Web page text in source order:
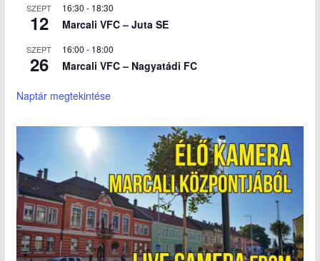
SZEPT
12
16:30 - 18:30
Marcali VFC – Juta SE
SZEPT
26
16:00 - 18:00
Marcali VFC – Nagyatádi FC
Naptár megtekintése